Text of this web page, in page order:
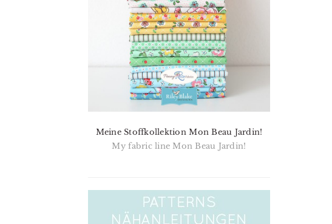
Meine Stoffkollektion Mon Beau Jardin!
My fabric line Mon Beau Jardin!